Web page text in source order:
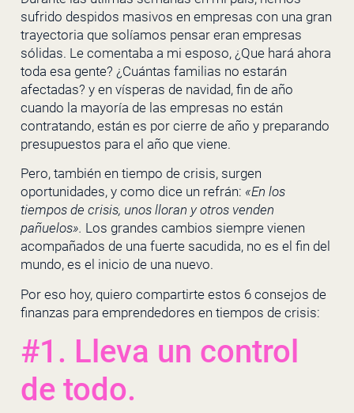
sufrido despidos masivos en empresas con una gran
trayectoria que solíamos pensar eran empresas
sólidas. Le comentaba a mi esposo, ¿Que hará ahora
toda esa gente? ¿Cuántas familias no estarán
afectadas? y en vísperas de navidad, fin de año
cuando la mayoría de las empresas no están
contratando, están es por cierre de año y preparando
presupuestos para el año que viene.
Pero, también en tiempo de crisis, surgen
oportunidades, y como dice un refrán: «En los
tiempos de crisis, unos lloran y otros venden
pañuelos». Los grandes cambios siempre vienen
acompañados de una fuerte sacudida, no es el fin del
mundo, es el inicio de una nuevo.
Por eso hoy, quiero compartirte estos 6 consejos de
finanzas para emprendedores en tiempos de crisis:
#1. Lleva un control
de todo.